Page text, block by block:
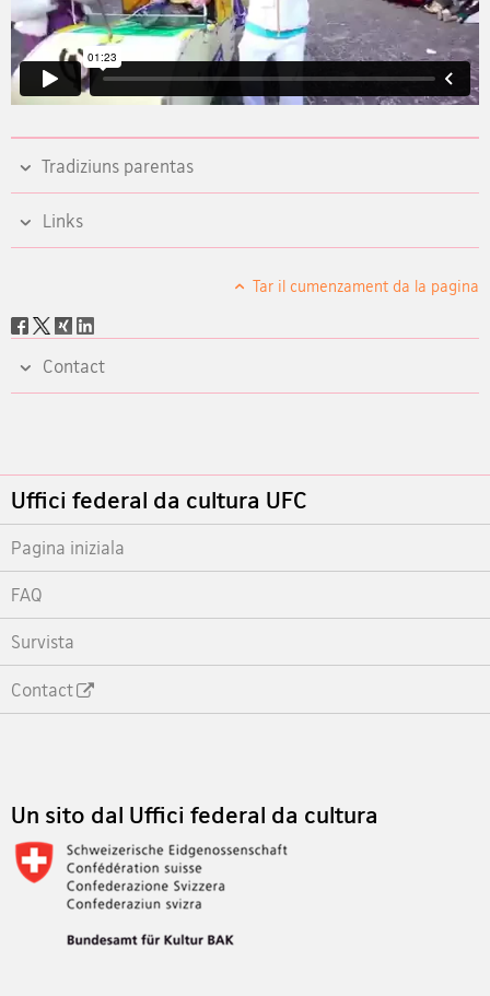
Tradiziuns parentas
Links
Tar il cumenzament da la pagina
Social
Contact
Footer
Uffici federal da cultura UFC
Pagina iniziala
FAQ
Survista
Contact
Un sito dal Uffici federal da cultura